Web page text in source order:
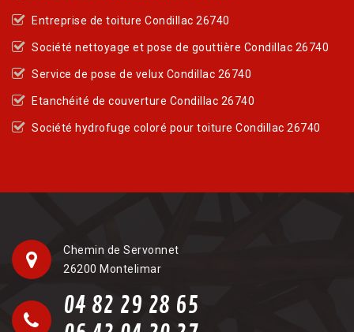
Entreprise de toiture Condillac 26740
Société nettoyage et pose de gouttière Condillac 26740
Service de pose de velux Condillac 26740
Etanchéité de couverture Condillac 26740
Société hydrofuge coloré pour toiture Condillac 26740
Chemin de Servonnet
26200 Montelimar
04 82 29 28 65